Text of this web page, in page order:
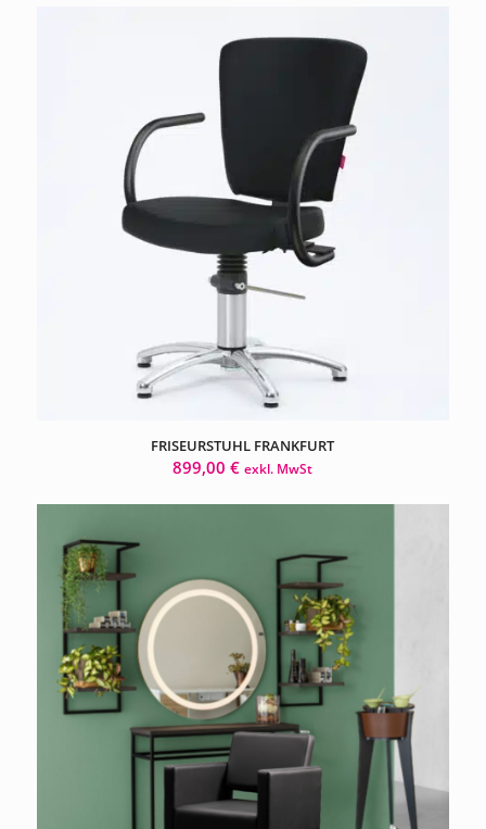
FRISEURSTUHL FRANKFURT
899,00€ exkl. MwSt